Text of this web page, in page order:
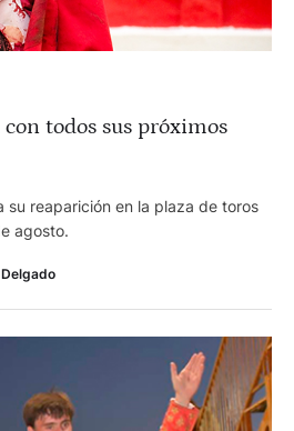
todos sus próximos
su reaparición en la plaza de toros
agosto.